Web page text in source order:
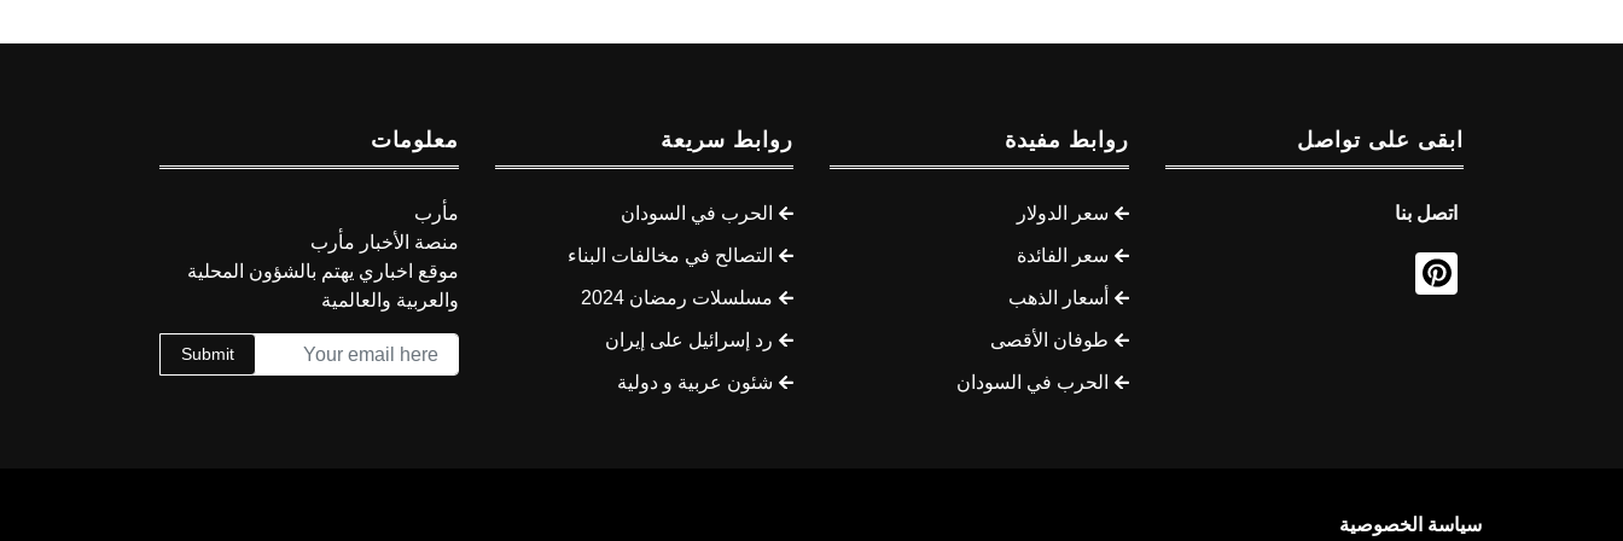
ابقى على تواصل
اتصل بنا
روابط مفيدة
سعر الدولار
سعر الفائدة
أسعار الذهب
طوفان الأقصى
الحرب في السودان
روابط سريعة
الحرب في السودان
التصالح في مخالفات البناء
مسلسلات رمضان 2024
رد إسرائيل على إيران
شئون عربية و دولية
معلومات
مأرب
منصة الأخبار مأرب
موقع اخباري يهتم بالشؤون المحلية
والعربية والعالمية
Submit
سياسة الخصوصية